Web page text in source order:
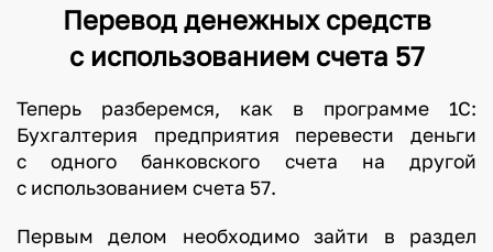
Перевод денежных средств
с использованием счета 57
Теперь разберемся, как в программе 1С:
Бухгалтерия предприятия перевести деньги
с одного банковского счета на другой
с использованием счета 57.
Первым делом необходимо зайти в раздел